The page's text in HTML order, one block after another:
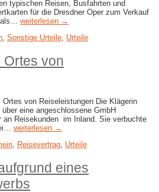
typischen Reisen, Busfahrten und
für die Dresdner Oper zum Verkauf
als… weiterlesen →
, Sonstige Urteile, Urteile
Ortes von
von Reiseleistungen Die Klägerin
eine angeschlossene GmbH
an Reisekunden im Inland. Sie verbuchte
weiterlesen →
Reisevertrag Urteile
eines